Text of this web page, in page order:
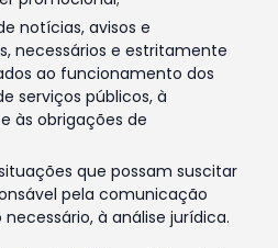
notícias, avisos e
necessários e estritamente
ao funcionamento dos
serviços públicos, à
às obrigações de
que possam suscitar
pela comunicação
à análise jurídica.